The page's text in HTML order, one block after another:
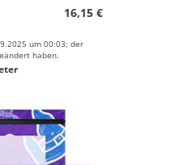
16,15 €
um 00:03; der
haben.